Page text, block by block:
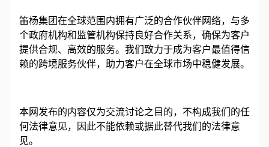
笛杨集团在全球范围内拥有广泛的合作伙伴网络，与多
个政府机构和监管机构保持良好合作关系，确保为客户
提供合规、高效的服务。我们致力于成为客户最值得信
赖的跨境服务伙伴，助力客户在全球市场中稳健发展。
本网发布的内容仅为交流讨论之目的，不构成我们的任
何法律意见，因此不能依赖或据此替代我们的法律意
见。